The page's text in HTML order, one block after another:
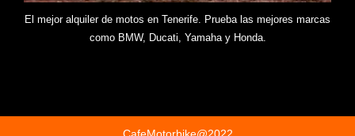
El mejor alquiler de motos en Tenerife. Prueba las mejores marcas
como BMW, Ducati, Yamaha y Honda.
CafeMotorbike@2022